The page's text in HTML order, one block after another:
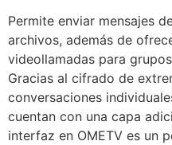
Permite enviar mensajes
archivos, además de
videollamadas para
Gracias al cifrado de
conversaciones
cuentan con una capa
interfaz en OMETV es un